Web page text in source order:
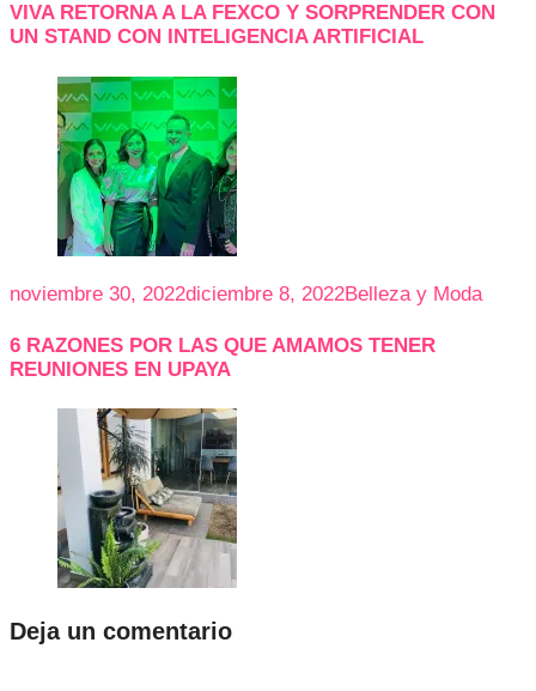
VIVA RETORNA A LA FEXCO Y SORPRENDER CON
UN STAND CON INTELIGENCIA ARTIFICIAL
noviembre 30, 2022diciembre 8, 2022Belleza y Moda
6 RAZONES POR LAS QUE AMAMOS TENER
REUNIONES EN UPAYA
Deja un comentario